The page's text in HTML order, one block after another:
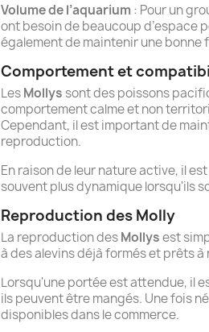
Volume de l’aquarium : Pour un
ont besoin de beaucoup d’espace
également de maintenir une bonne
Comportement et
LesMollys sont des poissons
comportement calme et non
Cependant, il est important de
reproduction.
En raison de leur nature active, il
souvent plus dynamique lorsqu'ils
Reproduction des Molly
La reproduction desMollysest
à des alevins déjà formés et prêts
Lorsqu'une portée est attendue, il
ils peuvent être mangés. Une fois
disponibles dans le commerce.